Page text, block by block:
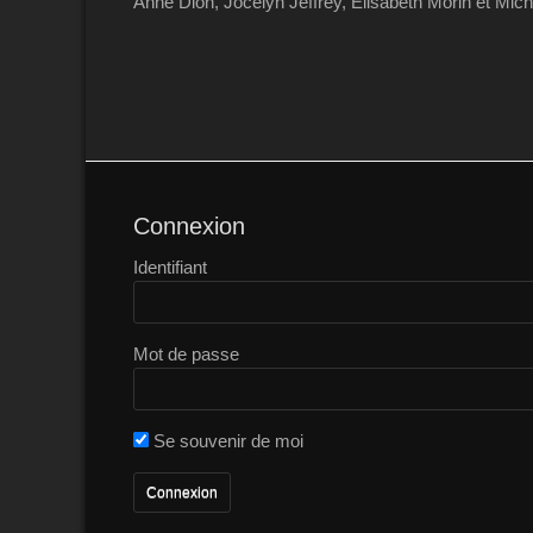
Connexion
Identifiant
Mot de passe
Se souvenir de moi